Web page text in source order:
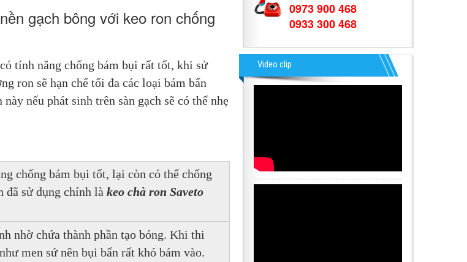
gạch bông với keo ron chống
có tính năng chống bám bụi rất tốt, khi sử
ron sẽ hạn chế tối đa các loại bám bẩn
nếu phát sinh trên sàn gạch sẽ có thể nhẹ
chống bám bụi tốt, lại còn có thể chống
đã sử dụng chính là keo chà ron Saveto
nhờ chứa thành phần tạo bóng. Khi thi
men sứ nên bụi bẩn rất khó bám vào.
0973 900 468
0933 300 468
Video clip